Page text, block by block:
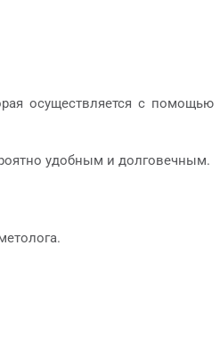
осуществляется с помощью
удобным и долговечным.